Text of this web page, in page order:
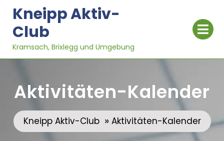
content
Kneipp Aktiv-
Club
Kramsach, Brixlegg und Umgebung
Aktivitäten-Kalender
Kneipp Aktiv-Club» Aktivitäten-Kalender